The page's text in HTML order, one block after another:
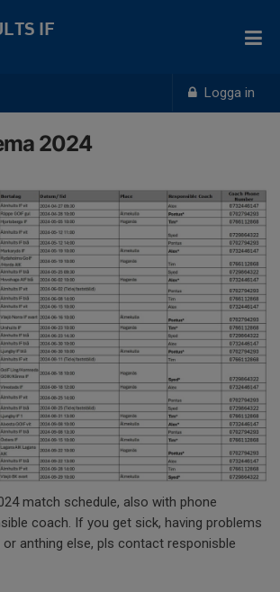
Logga in
IF
2024
match schedule, also with phone
coach. If you get sick, having problems
anthing else, pls contact responisble